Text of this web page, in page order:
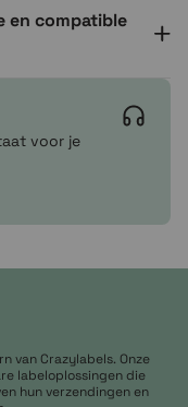
en compatible
voor je
van Crazylabels. Onze
labeloplossingen die
hun verzendingen en